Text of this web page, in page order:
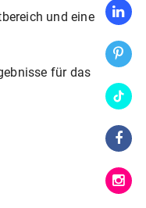
und eine
für das